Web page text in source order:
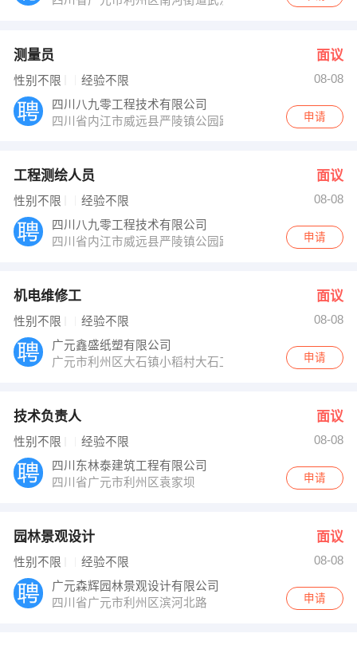
测量员 面议
性别不限 经验不限
08-08
四川八九零工程技术有限公司
四川省内江市威远县严陵镇公园路93号
申请
工程测绘人员 面议
性别不限 经验不限
08-08
四川八九零工程技术有限公司
四川省内江市威远县严陵镇公园路93号
申请
机电维修工 面议
性别不限 经验不限
08-08
广元鑫盛纸塑有限公司
广元市利州区大石镇小稻村大石工业园区
申请
技术负责人 面议
性别不限 经验不限
08-08
四川东林泰建筑工程有限公司
四川省广元市利州区袁家坝
申请
园林景观设计 面议
性别不限 经验不限
08-08
广元森辉园林景观设计有限公司
四川省广元市利州区滨河北路
申请